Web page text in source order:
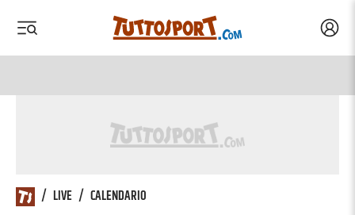
/ LIVE / CALENDARIO